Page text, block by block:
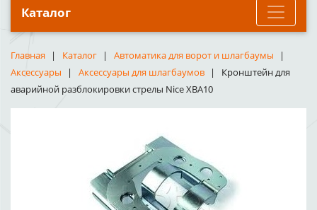
Каталог
Главная Каталог
Автоматика для ворот и шлагбаумы
Аксессуары
Аксессуары для шлагбаумов
Кронштейн для
аварийной разблокировки стрелы Nice XBA10